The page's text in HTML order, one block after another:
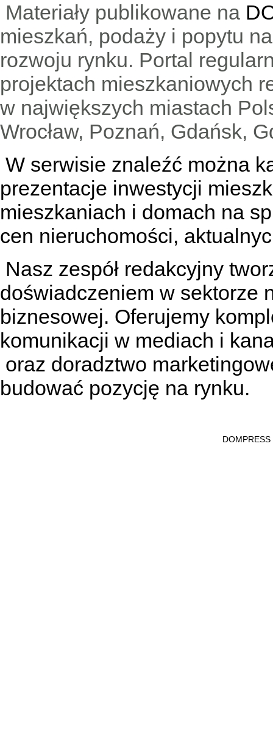
Materiały publikowane na
mieszkań, podaży i popytu
rozwoju rynku. Portal
projektach mieszkaniowych
w największych miastach
Wrocław, Poznań, Gdańsk,
W serwisie znaleźć można
prezentacje inwestycji
mieszkaniach i domach na
cen nieruchomości,
Nasz zespół redakcyjny
doświadczeniem w sektorze
biznesowej. Oferujemy
komunikacji w mediach i
oraz doradztwo
budować pozycję na rynku.